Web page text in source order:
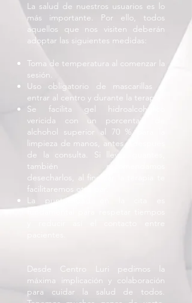
La salud de nuestros usuarios es lo
más importante. Por ello, todos
aquellos que nos visiten deberán
adoptar las siguientes medidas:
Toma de temperatura al comenzar la
sesión.
Uso obligatorio de mascarillas al
entrar al centro y durante la terapia.
Se facilita gel hidroalcohólico
vericida con un porcentaje de
alchohol superior al 70 % para la
limpieza de manos, antes y después
de la consulta. Si llevas guantes,
también recomendamos
desecharlos, al finalizar la terapia te
facilitaremos otro par.
La puntualidad en la cita es
Desde Centro Luri pedimos la
máxima implicación y colaboración
para cuidar la salud de todos.